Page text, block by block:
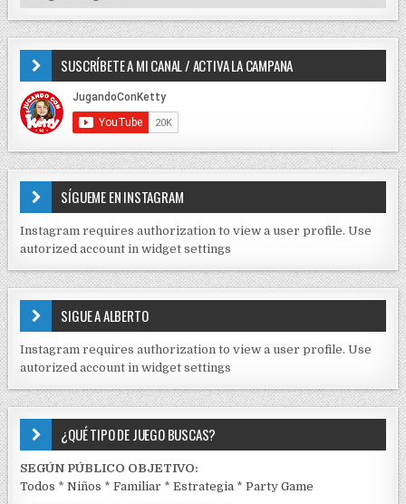
e
e
n
r
a
d
r
:
I
P
D
E
C
O
N
T
I
D
S
E
J
C
K
SUSCRÍBETE A MI CANAL / ACTIVA LA CAMPANA
SÍGUEME EN INSTAGRAM
Instagram requires authorization to view a user profile. Use
autorized account in widget settings
SIGUE A ALBERTO
Instagram requires authorization to view a user profile. Use
autorized account in widget settings
¿QUÉ TIPO DE JUEGO BUSCAS?
SEGÚN PÚBLICO OBJETIVO:
Todos *Niños *Familiar *Estrategia *Party Game